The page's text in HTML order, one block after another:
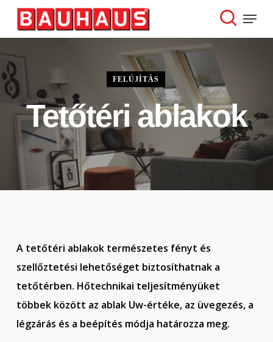
Skip
content
search
Menu
FELÚJÍTÁS
Tetőtéri ablakok
A tetőtéri ablakok természetes fényt és
szellőztetési lehetőséget biztosíthatnak a
tetőtérben. Hőtechnikai teljesítményüket
többek között az ablak Uw-értéke, az üvegezés, a
légzárás és a beépítés módja határozza meg.
Close